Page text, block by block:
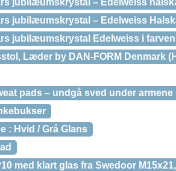
jubilæumskrystal – Edelweiss
jubilæumskrystal – Edelweiss
jubilæumskrystal Edelweiss i
Læder by DAN-FORM Denmark
pads – undgå sved under armene
: Hvid / Grå Glans
med klart glas fra Swedoor